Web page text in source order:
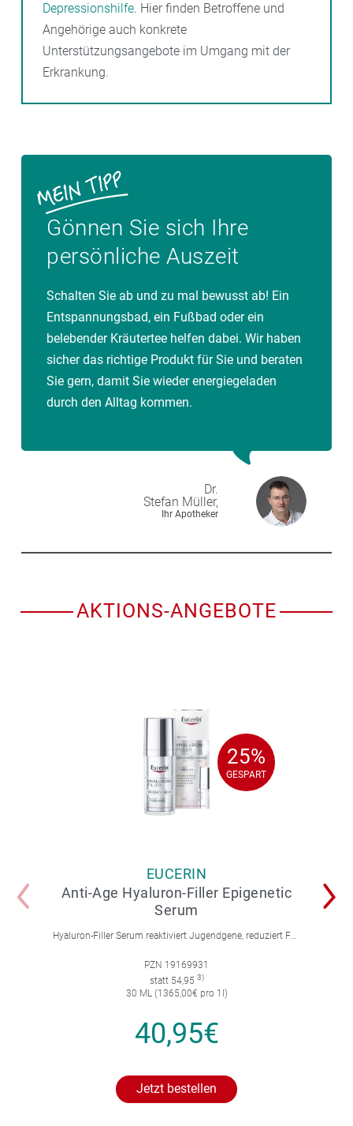
Depressionshilfe. Hier finden Betroffene und
Angehörige auch konkrete
Unterstützungsangebote im Umgang mit der
Erkrankung.
Gönnen Sie sich Ihre
persönliche Auszeit
Schalten Sie ab und zu mal bewusst ab! Ein
Entspannungsbad, ein Fußbad oder ein
belebender Kräutertee helfen dabei. Wir haben
sicher das richtige Produkt für Sie und beraten
Sie gern, damit Sie wieder energiegeladen
durch den Alltag kommen.
Dr.
Stefan Müller,
Ihr Apotheker
AKTIONS-ANGEBOTE
25%
GESPART
25%
GESPART
EUCERIN
Anti-Age Hyaluron-Filler Epigenetic
Serum
Hyaluron-Filler Serum reaktiviert Jugendgene, reduziert Falten und feine Linien, spendet intensive Feuchtigkeit und strafft die Gesichtskonturen.
PZN 19169931
statt 54,95 3)
30 ML (1365,00€ pro 1l)
40,95€
Jetzt bestellen